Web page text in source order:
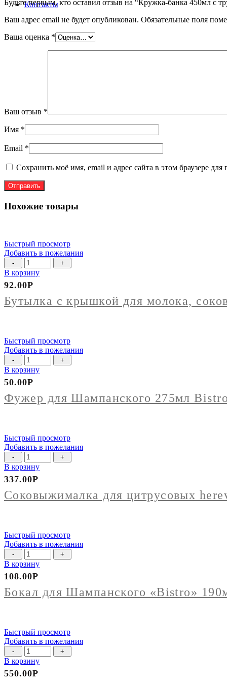
Контакты
Будьте первым, кто оставил отзыв на “Кружка-банка 450мл с
Ваш адрес email не будет опубликован. Обязательные поля
Ваша оценка *
Ваш отзыв *
Имя *
Email *
Сохранить моё имя, email и адрес сайта в этом браузере
Похожие товары
Быстрый просмотр
Добавить в пожелания
Количество
товара
Бутылка
с
крышкой
для
P.L.
В корзину
Бутылка с крышкой для молока,
92.00Р
Быстрый просмотр
Добавить в пожелания
Количество
товара
Фужер
для
Шампанского
275мл
В корзину
Фужер для Шампанского 275мл
50.00Р
Быстрый просмотр
Добавить в пожелания
Количество
товара
Соковыжималка
для
цитрусовых
herevin
В корзину
Соковыжималка для цитрусовых
337.00Р
Быстрый просмотр
Добавить в пожелания
Количество
товара
Бокал
для
Шампанского
"Bistro"
)
В корзину
Бокал для Шампанского «Bistro»
108.00Р
Быстрый просмотр
Добавить в пожелания
Количество
товара
Кофейная
пара
В корзину
550.00Р